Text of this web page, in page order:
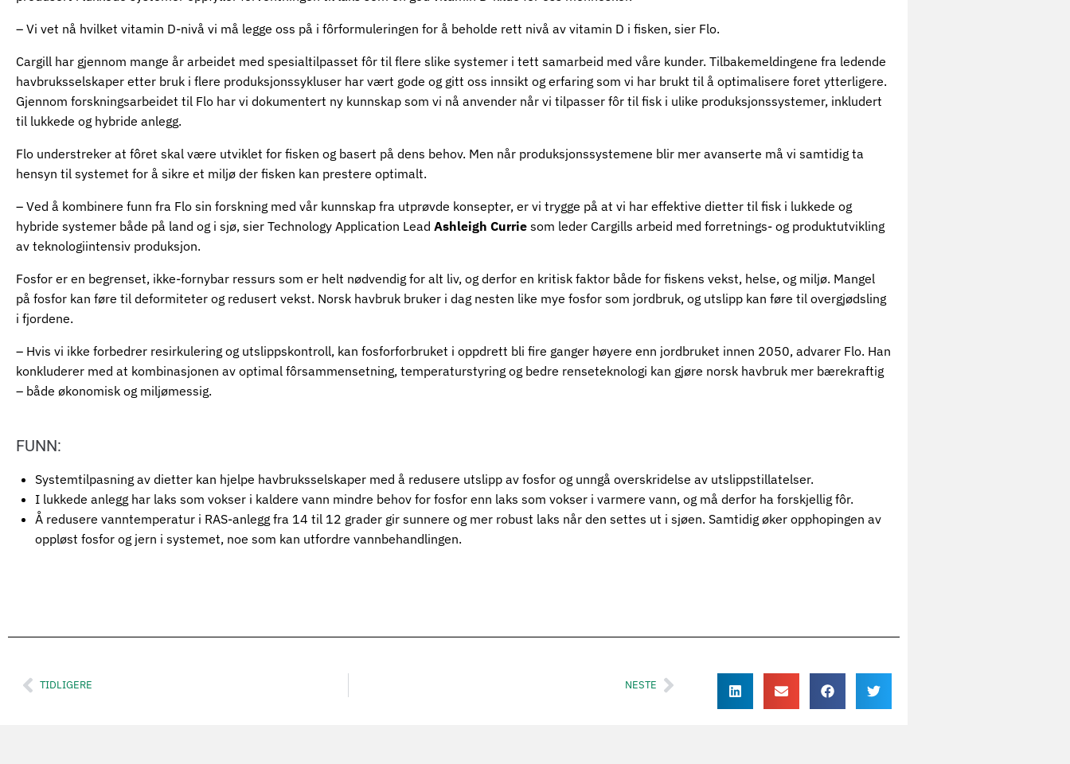
– Vi vet nå hvilket vitamin D-nivå vi må legge oss på i fôrformuleringen for å beholde rett nivå av vitamin D i fisken, sier Flo.
Cargill har gjennom mange år arbeidet med spesialtilpasset fôr til flere slike systemer i tett samarbeid med våre kunder. Tilbakemeldingene fra ledende
havbruksselskaper etter bruk i flere produksjonssykluser har vært gode og gitt oss innsikt og erfaring som vi har brukt til å optimalisere foret ytterligere.
Gjennom forskningsarbeidet til Flo har vi dokumentert ny kunnskap som vi nå anvender når vi tilpasser fôr til fisk i ulike produksjonssystemer, inkludert
til lukkede og hybride anlegg.
Flo understreker at fôret skal være utviklet for fisken og basert på dens behov. Men når produksjonssystemene blir mer avanserte må vi samtidig ta
hensyn til systemet for å sikre et miljø der fisken kan prestere optimalt.
– Ved å kombinere funn fra Flo sin forskning med vår kunnskap fra utprøvde konsepter, er vi trygge på at vi har effektive dietter til fisk i lukkede og
hybride systemer både på land og i sjø, sier Technology Application Lead Ashleigh Currie som leder Cargills arbeid med forretnings- og produktutvikling
av teknologiintensiv produksjon.
Fosfor er en begrenset, ikke-fornybar ressurs som er helt nødvendig for alt liv, og derfor en kritisk faktor både for fiskens vekst, helse, og miljø. Mangel
på fosfor kan føre til deformiteter og redusert vekst. Norsk havbruk bruker i dag nesten like mye fosfor som jordbruk, og utslipp kan føre til overgjødsling
i fjordene.
– Hvis vi ikke forbedrer resirkulering og utslippskontroll, kan fosforforbruket i oppdrett bli fire ganger høyere enn jordbruket innen 2050, advarer Flo. Han
konkluderer med at kombinasjonen av optimal fôrsammensetning, temperaturstyring og bedre renseteknologi kan gjøre norsk havbruk mer bærekraftig
– både økonomisk og miljømessig.
FUNN:
Systemtilpasning av dietter kan hjelpe havbruksselskaper med å redusere utslipp av fosfor og unngå overskridelse av utslippstillatelser.
I lukkede anlegg har laks som vokser i kaldere vann mindre behov for fosfor enn laks som vokser i varmere vann, og må derfor ha forskjellig fôr.
Å redusere vanntemperatur i RAS-anlegg fra 14 til 12 grader gir sunnere og mer robust laks når den settes ut i sjøen. Samtidig øker opphopingen av
oppløst fosfor og jern i systemet, noe som kan utfordre vannbehandlingen.
TIDLIGERE NESTE